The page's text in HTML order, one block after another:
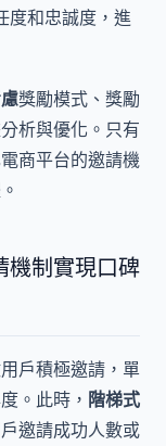
度和忠誠度，進
獎勵模式、獎勵
析與優化。只有
商平台的邀請機
機制實現口碑
戶積極邀請，單
。此時， 階梯式
邀請成功人數或